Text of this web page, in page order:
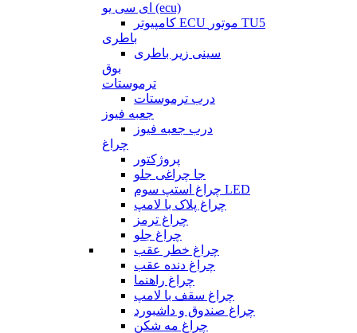
ای سی یو (ecu)
کامپیوتر ECU موتور TU5
باطری
سینی زیر باطری
بوق
ترموستات
درب ترموستات
جعبه فیوز
درب جعبه فیوز
چراغ
پروژکتور
جا چراغی جلو
چراغ استپ سوم LED
چراغ پلاک با لامپ
چراغ ترمز
چراغ جلو
چراغ خطر عقب
چراغ دنده عقب
چراغ راهنما
چراغ سقف با لامپ
چراغ صندوق و داشبورد
چراغ مه شکن